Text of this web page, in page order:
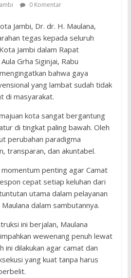
0 Komentar
Jambi, Dr. dr. H. Maulana,
tegas kepada seluruh
Jambi dalam Rapat
Grha Siginjai, Rabu
bahwa gaya
yang lambat sudah tidak
di masyarakat.
kota sangat bergantung
di tingkat paling bawah. Oleh
perubahan paradigma
transparan, dan akuntabel.
momentum penting agar Camat
cepat setiap keluhan dari
utama dalam pelayanan
dalam sambutannya.
ini berjalan, Maulana
wewenang penuh lewat
ini dilakukan agar camat dan
yang kuat tanpa harus